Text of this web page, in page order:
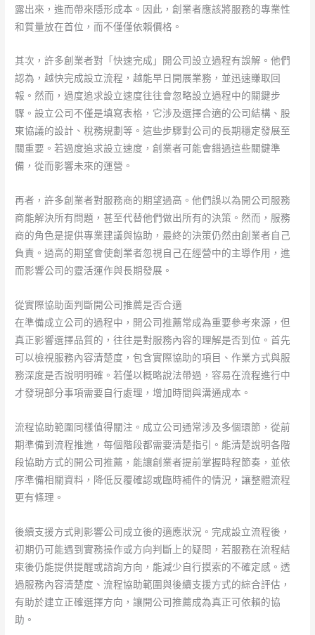
露出來，進而帶來隱形成本。因此，創業者應該將服務的專業性
和質量放在首位，而不僅僅依賴價格。
其次，許多創業者對「快速完成」開公司設立過程有誤解。他們
認為，越快完成設立流程，越能早日開展業務，並迅速賺取回
報。然而，過度追求設立速度往往會忽略設立過程中的關鍵步
驟。設立公司不僅是填寫表格，它涉及選擇合適的公司結構、股
東協議的設計、稅務規劃等。這些步驟對公司的長期穩定發展至
關重要。若過度追求設立速度，創業者可能會錯過這些關鍵準
備，從而影響未來的運營。
再者，許多創業者對服務商的期望過高。他們誤以為開公司服務
商能解決所有問題，甚至代替他們做出所有的決策。然而，服務
商的角色是提供專業建議與協助，最終的決策仍然由創業者自己
負責。過高的期望會使創業者忽視自己在經營中的主導作用，進
而影響公司的靈活運作與長期發展。
從實際協助面判斷開公司推薦是否合適
在準備成立公司的過程中，開公司推薦常成為重要參考來源，但
真正影響選擇品質的，往往是對服務內容的理解是否到位。首先
可以檢視服務內容清楚度，包含實際協助的項目、作業方式與服
務深度是否說明明確。若僅以概略說法帶過，容易在流程進行中
才發現部分事項需要自行處理，增加時間與溝通成本。
流程協助範圍同樣值得關注。成立公司通常涉及多個環節，從前
期準備到流程推進，每個階段都需要清楚指引。能清楚說明各階
段協助方式的開公司推薦，能讓創業者提前掌握時程節奏，並依
序準備相關資料，降低反覆確認或臨時補件的情況，讓整體流程
更有條理。
後續支援方式則影響公司成立後的適應狀況。完成設立流程後，
初期仍可能遇到實務操作或方向判斷上的疑問，若服務在流程結
束後仍能提供提醒或諮詢方向，能減少自行摸索的不確定感。透
過服務內容清楚度、流程協助範圍與後續支援方式的綜合評估，
有助於建立正確選擇方向，讓開公司推薦成為真正可依賴的協
助。